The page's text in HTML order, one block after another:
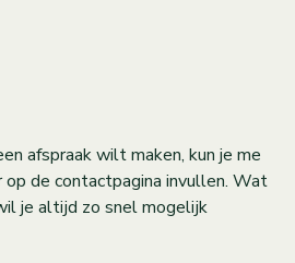
afspraak wilt maken, kun je me
de contactpagina invullen. Wat
je altijd zo snel mogelijk